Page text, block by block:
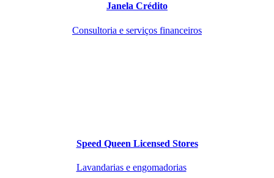
Janela Crédito
Consultoria e serviços financeiros
Speed Queen Licensed Stores
Lavandarias e engomadorias